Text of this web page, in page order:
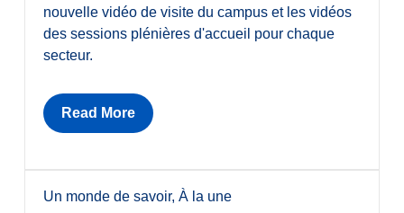
nouvelle vidéo de visite du campus et les vidéos
des sessions plénières d'accueil pour chaque
secteur.
Read More
Un monde de savoir, À la une